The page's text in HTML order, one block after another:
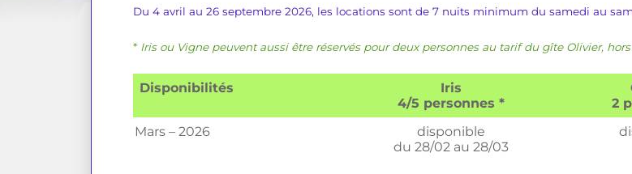
Du 4 avril au 26 septembre 2026, les locations sont de 7 nuits minimum du samedi au
* Iris ou Vigne peuvent aussi être réservés pour deux personnes au tarif du gîte Olivier,
Disponibilités
Iris
4/5 personnes *
2
Mars – 2026
disponible
du 28/02 au 28/03